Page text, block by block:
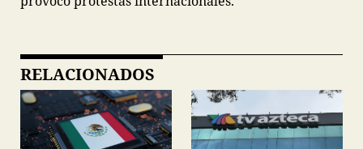
RELACIONADOS